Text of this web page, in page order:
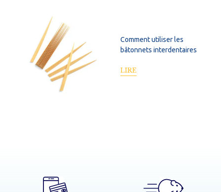
Comment utiliser les
bâtonnets interdentaires
LIRE